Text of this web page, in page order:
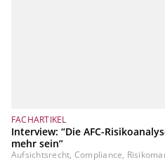
FACHARTIKEL
Interview: “Die AFC-
mehr sein”
Aufsichtsrecht, Compliance,